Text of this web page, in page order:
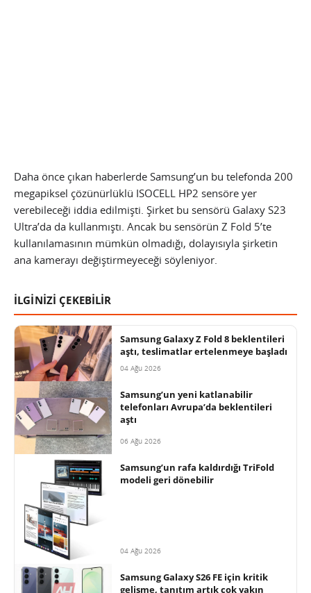
Daha önce çıkan haberlerde Samsung’un bu telefonda 200
megapiksel çözünürlüklü ISOCELL HP2 sensöre yer
verebileceği iddia edilmişti. Şirket bu sensörü Galaxy S23
Ultra’da da kullanmıştı. Ancak bu sensörün Z Fold 5’te
kullanılamasının mümkün olmadığı, dolayısıyla şirketin
ana kamerayı değiştirmeyeceği söyleniyor.
İLGİNİZİ ÇEKEBİLİR
Samsung Galaxy Z Fold 8 beklentileri
aştı, teslimatlar ertelenmeye başladı
04 Ağu 2026
Samsung’un yeni katlanabilir
telefonları Avrupa’da beklentileri
aştı
06 Ağu 2026
Samsung’un rafa kaldırdığı TriFold
modeli geri dönebilir
04 Ağu 2026
Samsung Galaxy S26 FE için kritik
gelişme, tanıtım artık çok yakın